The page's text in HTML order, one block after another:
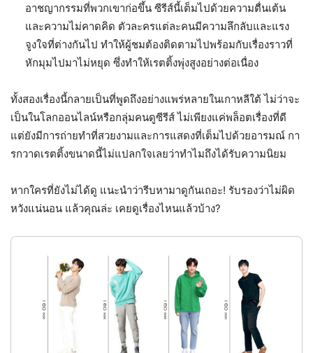
อาชญากรรมที่พวกเขาก่อขึ้น ซีรีส์นี้เต็มไปด้วยความตื่นเต้น
และความไม่คาดคิด ตัวละครแต่ละคนมีความลึกลับและแรง
จูงใจที่ต่างกันไป ทำให้ผู้ชมต้องติดตามไปพร้อมกับเรื่องราวที่
หักมุมไปมาไม่หยุด ซึ่งทำให้เรตติ้งพุ่งสูงอย่างต่อเนื่อง
ทั้งสองเรื่องนี้กลายเป็นที่พูดถึงอย่างแพร่หลายในเกาหลีใต้ ไม่ว่าจะ
เป็นในโลกออนไลน์หรือกลุ่มคนดูซีรีส์ ไม่เพียงแค่พล็อตเรื่องที่ดี
แต่ยังมีการถ่ายทำที่สวยงามและการแสดงที่เต็มไปด้วยอารมณ์ กา
รกวาดเรตติ้งขนาดนี้ไม่แปลกใจเลยว่าทำไมถึงได้รับความนิยม
หากใครที่ยังไม่ได้ดู แนะนำว่ารีบหามาดูกันเถอะ! รับรองว่าไม่ผิด
หวังแน่นอน แล้วคุณล่ะ เคยดูเรื่องไหนแล้วบ้าง?